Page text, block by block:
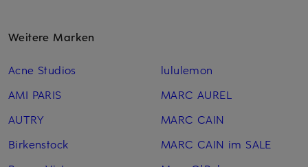
Weitere Marken
Acne Studios
AMI PARIS
AUTRY
Birkenstock
lululemon
MARC AUREL
MARC CAIN
MARC CAIN im SALE